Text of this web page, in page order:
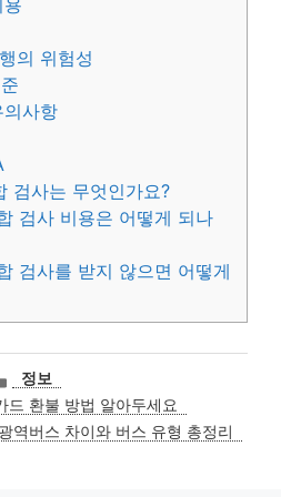
의 위험성
사항
검사는 무엇인가요?
검사 비용은 어떻게 되나
검사를 받지 않으면 어떻게
카
테
고
리
정보
드 환불 방법 알아두세요
역버스 차이와 버스 유형 총정리